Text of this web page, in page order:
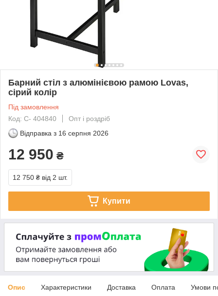
Барний стіл з алюмінієвою рамою Lovas,
сірий колір
Під замовлення
Код: С- 404840
Опт і роздріб
Відправка з 16 серпня 2026
12 950 ₴
12 750 ₴ від 2 шт.
Купити
Опис Характеристики Доставка Оплата Умови